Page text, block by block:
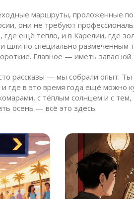
маршруты, проложенные
, они не требуют
ещё тепло, и в Карелии, где
шли по специально размеченным
Главное — иметь запасной
рассказы — мы собрали опыт.
и где в это время года ещё
с тёплым солнцем и с
осень — всё это здесь.